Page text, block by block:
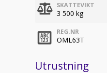
SKATTEVIKT
3 500 kg
REG.NR
OML63T
Utrustning